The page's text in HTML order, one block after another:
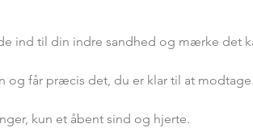
ind til din indre sandhed og mærke det
og får præcis det, du er klar til at modtage.
kun et åbent sind og hjerte.